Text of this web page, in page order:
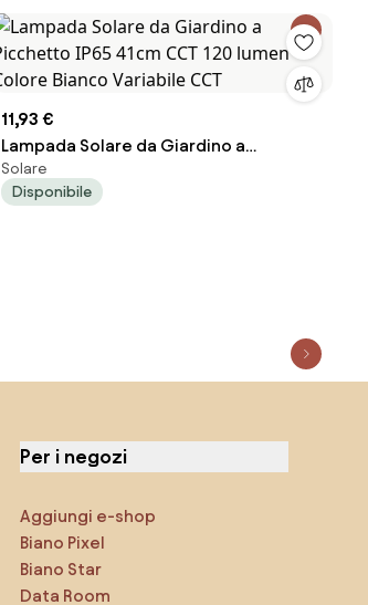
11,93 €
Lampada Solare da Giardino a
Picchetto IP65 41cm CCT 120 lumen
Colore Bianco Variabile CCT
Solare
Disponibile
Per i negozi
Aggiungi e-shop
Biano Pixel
Biano Star
Data Room